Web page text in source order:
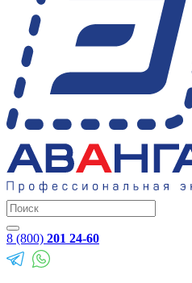
8 (800) 201 24-60